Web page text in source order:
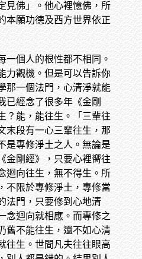
見佛」。他心裡憶佛，所
本願功德及西方世界依正
一個人的根性都不相同。
力觀機。但是可以告訴你
那一個法門，心清淨就能
已經念了很多年《金剛
？能，能往生。「三輩往
末段有一心三輩往生，那
是專修淨土之人。無論是
金剛經》，只要心裡嚮往
迴向往生，無不得生。所
不限於專修淨土，專修當
法門，只要修到心地清
念迴向就相應。而專修之
舊不能往生，還不如心清
往生。世間凡夫往往眼高